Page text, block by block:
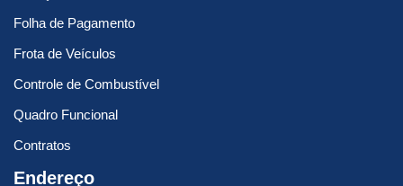
Folha de Pagamento
Frota de Veículos
Controle de Combustível
Quadro Funcional
Contratos
Endereço